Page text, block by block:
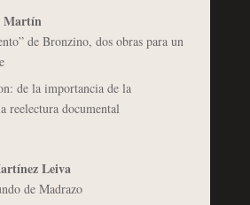
Martín
de Bronzino, dos obras para un
de la importancia de la
reelectura documental
Leiva
de Madrazo